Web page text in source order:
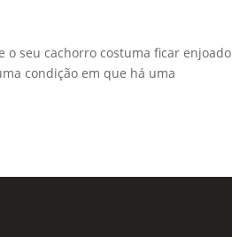
o seu cachorro costuma ficar enjoado
condição em que há uma